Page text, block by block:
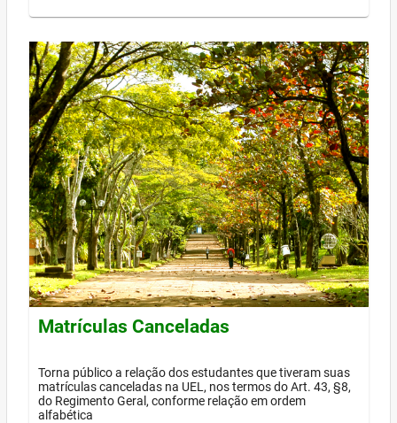
Matrículas Canceladas
Torna público a relação dos estudantes que tiveram suas
matrículas canceladas na UEL, nos termos do Art. 43, §8,
do Regimento Geral, conforme relação em ordem
alfabética